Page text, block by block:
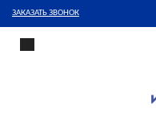
ЗАКАЗАТЬ ЗВОНОК